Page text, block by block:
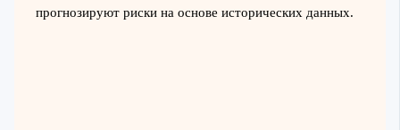
прогнозируют риски на основе исторических данных.